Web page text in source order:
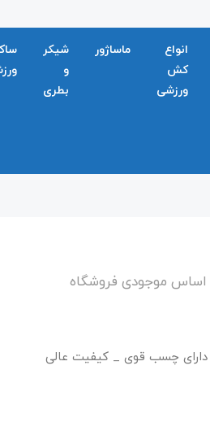
انواع
کش
ورزشی
ماساژور
شیکر
و
بطری
اساس موجودی فروشگاه